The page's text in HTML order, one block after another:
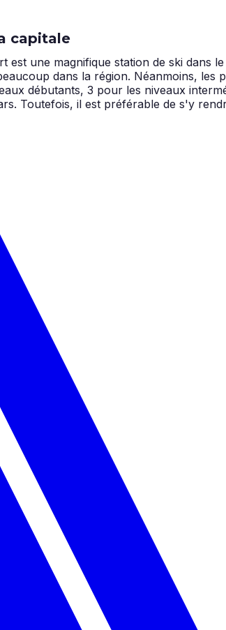
capitale
une magnifique station de ski dans
dans la région. Néanmoins, les
débutants, 3 pour les niveaux
Toutefois, il est préférable de s'y